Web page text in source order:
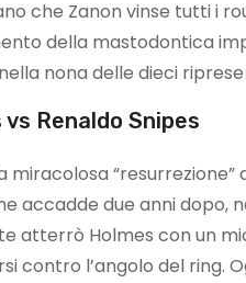
che Zanon vinse tutti i
della mastodontica
nona delle dieci
Renaldo Snipes
miracolosa
accadde due anni dopo,
atterrò Holmes con un
contro l’angolo del ring.